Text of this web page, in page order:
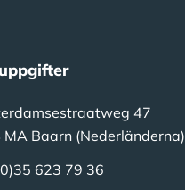
47
MA Baarn (Nederländerna)
623 79 36